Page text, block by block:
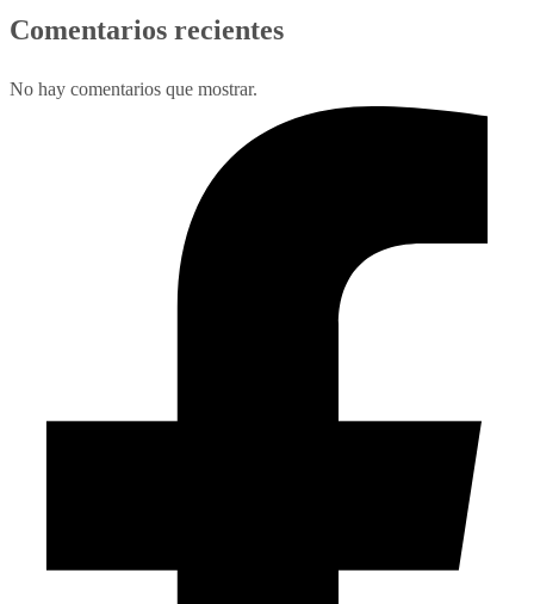
Comentarios recientes
No hay comentarios que mostrar.